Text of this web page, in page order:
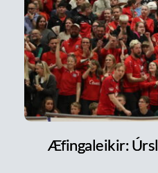
Æfingaleikir: